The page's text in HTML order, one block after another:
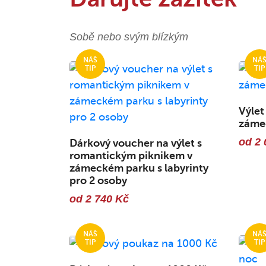
Sobě nebo svým blízkým
Dárkový voucher na výlet s
romantickým piknikem v
zámeckém parku s labyrinty
pro 2 osoby
od 2 740 Kč
od 2